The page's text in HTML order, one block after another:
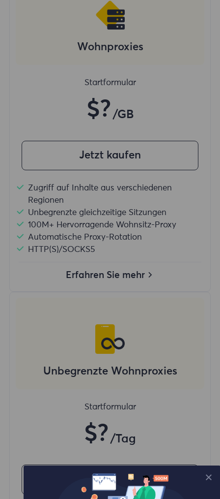
Wohnproxies
Startformular
$? /GB
Jetzt kaufen
Zugriff auf Inhalte aus verschiedenen
Regionen
Unbegrenzte gleichzeitige Sitzungen
100M+ Hervorragende Wohnsitz-Proxy
Automatische Proxy-Rotation
HTTP(S)/SOCKS5
Erfahren Sie mehr
Unbegrenzte Wohnproxies
Startformular
$? /Tag
Jetzt kaufen